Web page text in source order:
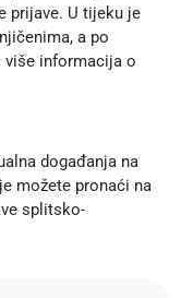
prijave. U tijeku je
a po
više informacija o
događanja na
možete pronaći na
splitsko-